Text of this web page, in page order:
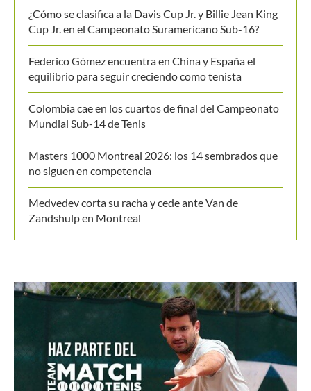
¿Cómo se clasifica a la Davis Cup Jr. y Billie Jean King
Cup Jr. en el Campeonato Suramericano Sub-16?
Federico Gómez encuentra en China y España el
equilibrio para seguir creciendo como tenista
Colombia cae en los cuartos de final del Campeonato
Mundial Sub-14 de Tenis
Masters 1000 Montreal 2026: los 14 sembrados que
no siguen en competencia
Medvedev corta su racha y cede ante Van de
Zandshulp en Montreal